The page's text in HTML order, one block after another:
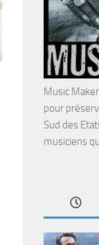
Music
pour
Sud des
musiciens